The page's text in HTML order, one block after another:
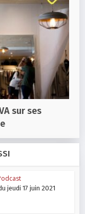
sur ses
jeudi 17 juin 2021